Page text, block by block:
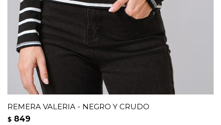
REMERA VALERIA - NEGRO Y CRUDO
$ 849